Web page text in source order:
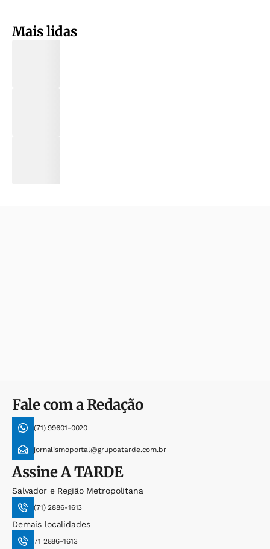
Mais lidas
Fale com a Redação
(71) 99601-0020
jornalismoportal@grupoatarde.com.br
AssineA TARDE
Salvador e Região Metropolitana
(71) 2886-1613
Demais localidades
71 2886-1613